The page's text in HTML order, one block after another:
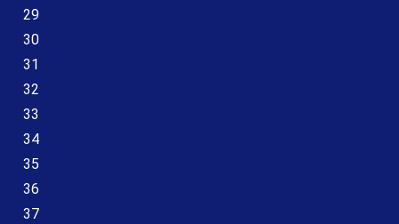
29
30
31
32
33
34
35
36
37